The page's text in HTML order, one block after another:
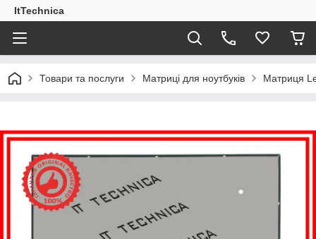
ItTechnica
Товари та послуги Матриці для ноутбуків Матриця